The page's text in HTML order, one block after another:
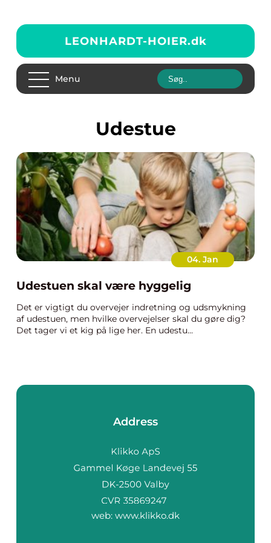
LEONHARDT-HOIER.dk
Menu
Udestue
04. Jan
Udestuen skal være hyggelig
Det er vigtigt du overvejer indretning og udsmykning
af udestuen, men hvilke overvejelser skal du gøre dig?
Det tager vi et kig på lige her. En udestu...
Address
web: www.klikko.dk